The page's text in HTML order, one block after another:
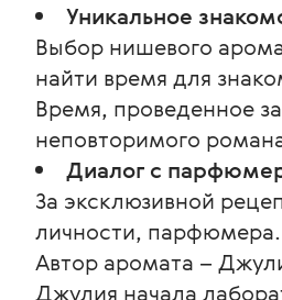
Уникальное
Выбор нишевого
найти время для
Время, проведенное
неповторимого
Диалог с
За эксклюзивной
личности, парфюмера.
Автор аромата –
Джулия начала